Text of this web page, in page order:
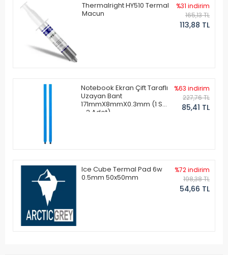
Thermalright HY510 Termal
Macun
%31 indirim
165,13 TL
113,88 TL
Notebook Ekran Çift Taraflı
Uzayan Bant
171mmX8mmX0.3mm (1 Set
- 2 Adet)
%63 indirim
227,76 TL
85,41 TL
Ice Cube Termal Pad 6w
0.5mm 50x50mm
%72 indirim
198,38 TL
54,66 TL